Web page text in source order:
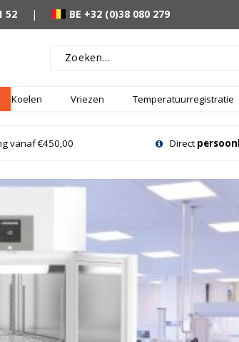
52 | BE +32 (0)38 080 279
Koelen Vriezen Temperatuurregistratie
vanaf €450,00 Direct